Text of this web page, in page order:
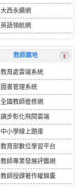
大西永續網
英語領航網
教師園地
教育處雲端系統
圖書管理系統
全國教師進修網
讀步彰化飛閱雲端
中小學線上題庫
教育部數位學習平台
教師專業發展評鑑網
教師授課著作權錦囊